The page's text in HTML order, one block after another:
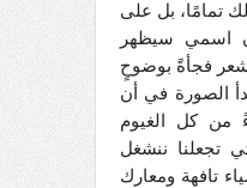
تمامًا، بل على
اسمي سيظهر
فجأةً بوضوحٍ
الصورة في أن
من كل الغيوم
تجعلنا ننشغل
تافهة ومعارك